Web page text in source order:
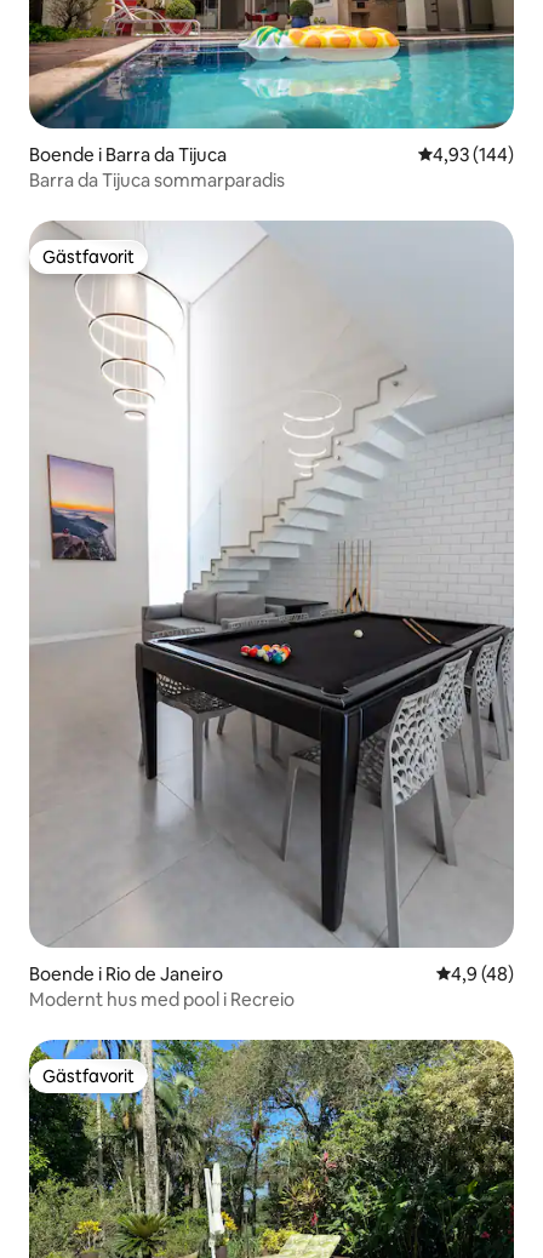
Boende i Barra da Tijuca 4,93 av 5 i
4,93 (144)
Barra da Tijuca sommarparadis
Gästfavorit
Gästfavorit
Boende i Rio de Janeiro 4,9 av 5 i
4,9 (48)
Modernt hus med pool i Recreio
Gästfavorit
Gästfavorit